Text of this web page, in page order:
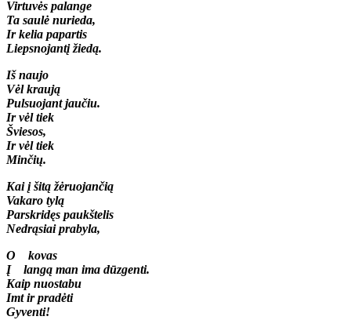
Virtuvės palange
Ta saulė nurieda,
Ir kelia papartis
Liepsnojantį žiedą.
Iš naujo
Vėl kraują
Pulsuojant jaučiu.
Ir vėl tiek
Šviesos,
Ir vėl tiek
Minčių.
Kai į šitą žėruojančią
Vakaro tylą
Parskridęs paukštelis
Nedrąsiai prabyla,
O kovas
Į langą man ima dūzgenti.
Kaip nuostabu
Imt ir pradėti
Gyventi!